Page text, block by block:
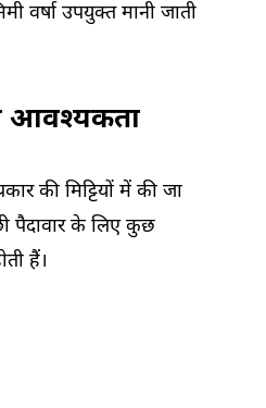
वर्षा उपयुक्त मानी जाती
आवश्यकता
की मिट्टियों में की जा
पैदावार के लिए कुछ
हैं।